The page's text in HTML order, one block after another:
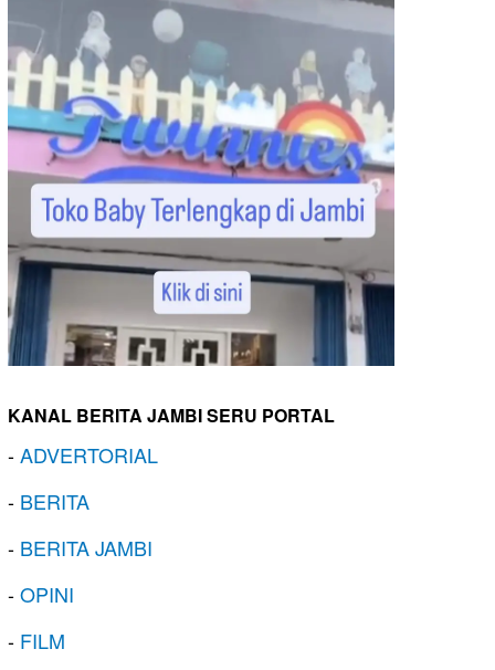
KANAL BERITA JAMBI SERU PORTAL
-ADVERTORIAL
- BERITA
- BERITA JAMBI
-OPINI
- FILM